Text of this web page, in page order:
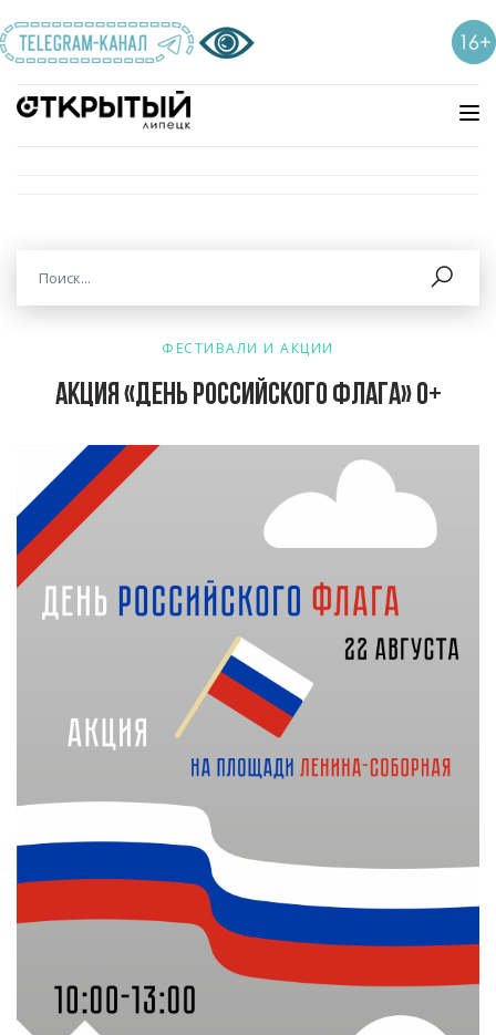
ФЕСТИВАЛИ И АКЦИИ
Акция «День российского флага» 0+